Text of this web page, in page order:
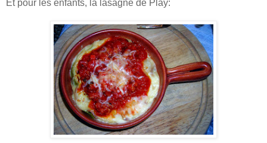
Et pour les enfants, la lasagne de Play: